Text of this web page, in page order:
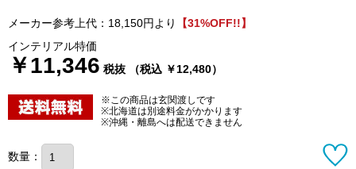
メーカー参考上代：18,150円より
【31%OFF!!】
インテリアル特価
￥11,346 税抜 （税込 ￥12,480）
※この商品は玄関渡しです
※北海道は別途料金がかかります
※沖縄・離島へは配送できません
数量：